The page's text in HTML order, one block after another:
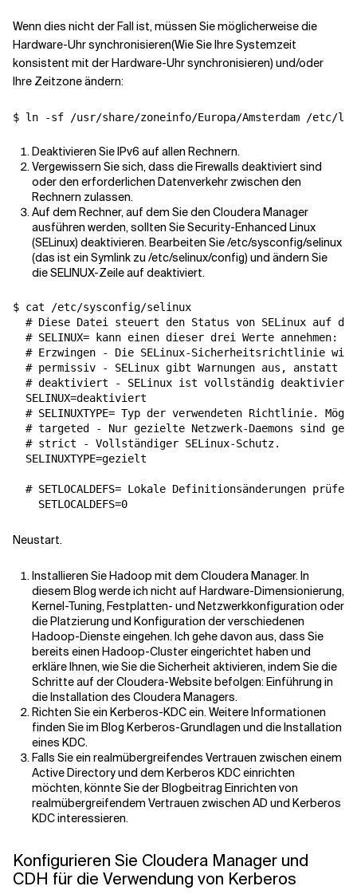
Wenn dies nicht der Fall ist, müssen Sie möglicherweise die
Hardware-Uhr synchronisieren(Wie Sie Ihre Systemzeit
konsistent mit der Hardware-Uhr synchronisieren) und/oder
Ihre Zeitzone ändern:
Deaktivieren Sie IPv6 auf allen Rechnern.
Vergewissern Sie sich, dass die Firewalls deaktiviert sind
oder den erforderlichen Datenverkehr zwischen den
Rechnern zulassen.
Auf dem Rechner, auf dem Sie den Cloudera Manager
ausführen werden, sollten Sie Security-Enhanced Linux
(SELinux) deaktivieren. Bearbeiten Sie /etc/sysconfig/selinux
(das ist ein Symlink zu /etc/selinux/config) und ändern Sie
die SELINUX-Zeile auf deaktiviert.
$ cat /etc/sysconfig/selinux
# Diese Datei steuert den Status von SELinux auf
# SELINUX= kann einen dieser drei Werte annehmen:
# Erzwingen - Die SELinux-Sicherheitsrichtlinie wird
# permissiv - SELinux gibt Warnungen aus, anstatt
# deaktiviert - SELinux ist vollständig deaktiviert.
SELINUX=deaktiviert
# SELINUXTYPE= Typ der verwendeten Richtlinie.
# targeted - Nur gezielte Netzwerk-Daemons sind
# strict - Vollständiger SELinux-Schutz.
SELINUXTYPE=gezielt
# SETLOCALDEFS= Lokale Definitionsänderungen prüfen
SETLOCALDEFS=
Neustart.
Installieren Sie Hadoop mit dem Cloudera Manager. In
diesem Blog werde ich nicht auf Hardware-Dimensionierung,
Kernel-Tuning, Festplatten- und Netzwerkkonfiguration oder
die Platzierung und Konfiguration der verschiedenen
Hadoop-Dienste eingehen. Ich gehe davon aus, dass Sie
bereits einen Hadoop-Cluster eingerichtet haben und
erkläre Ihnen, wie Sie die Sicherheit aktivieren, indem Sie die
Schritte auf der Cloudera-Website befolgen: Einführung in
die Installation des Cloudera Managers.
Richten Sie ein Kerberos-KDC ein. Weitere Informationen
finden Sie im Blog Kerberos-Grundlagen und die Installation
eines KDC.
Falls Sie ein realmübergreifendes Vertrauen zwischen einem
Active Directory und dem Kerberos KDC einrichten
möchten, könnte Sie der Blogbeitrag Einrichten von
realmübergreifendem Vertrauen zwischen AD und Kerberos
KDC interessieren.
Konfigurieren Sie Cloudera Manager und
CDH für die Verwendung von Kerberos